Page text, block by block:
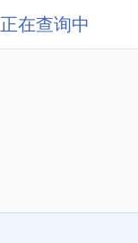
正在查询中